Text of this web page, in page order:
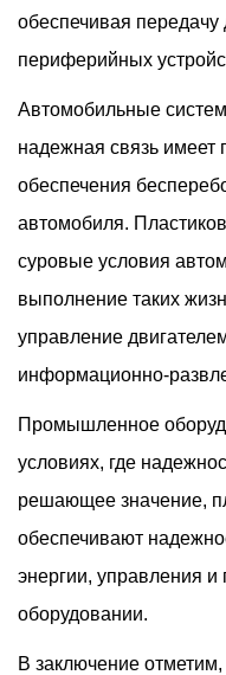
обеспечивая
периферийных
Автомобильные
надежная связь имеет
обеспечения
автомобиля.
суровые условия
выполнение таких
управление
информационно-
Промышленное
условиях, где
решающее значение,
обеспечивают
энергии, управления
оборудовании.
В заключение